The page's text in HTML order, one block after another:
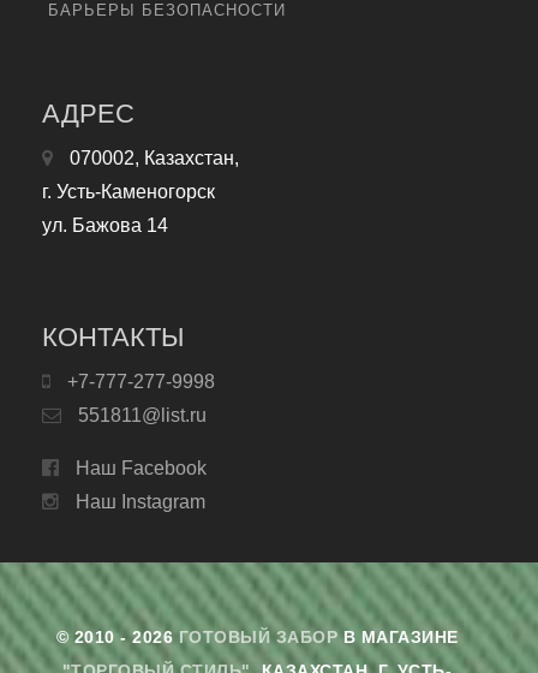
БАРЬЕРЫ БЕЗОПАСНОСТИ
АДРЕС
070002, Казахстан,
г. Усть-Каменогорск
ул. Бажова 14
КОНТАКТЫ
+7-777-277-9998
551811@list.ru
Наш Facebook
Наш Instagram
© 2010 - 2026 ГОТОВЫЙ ЗАБОРВ МАГАЗИНЕ